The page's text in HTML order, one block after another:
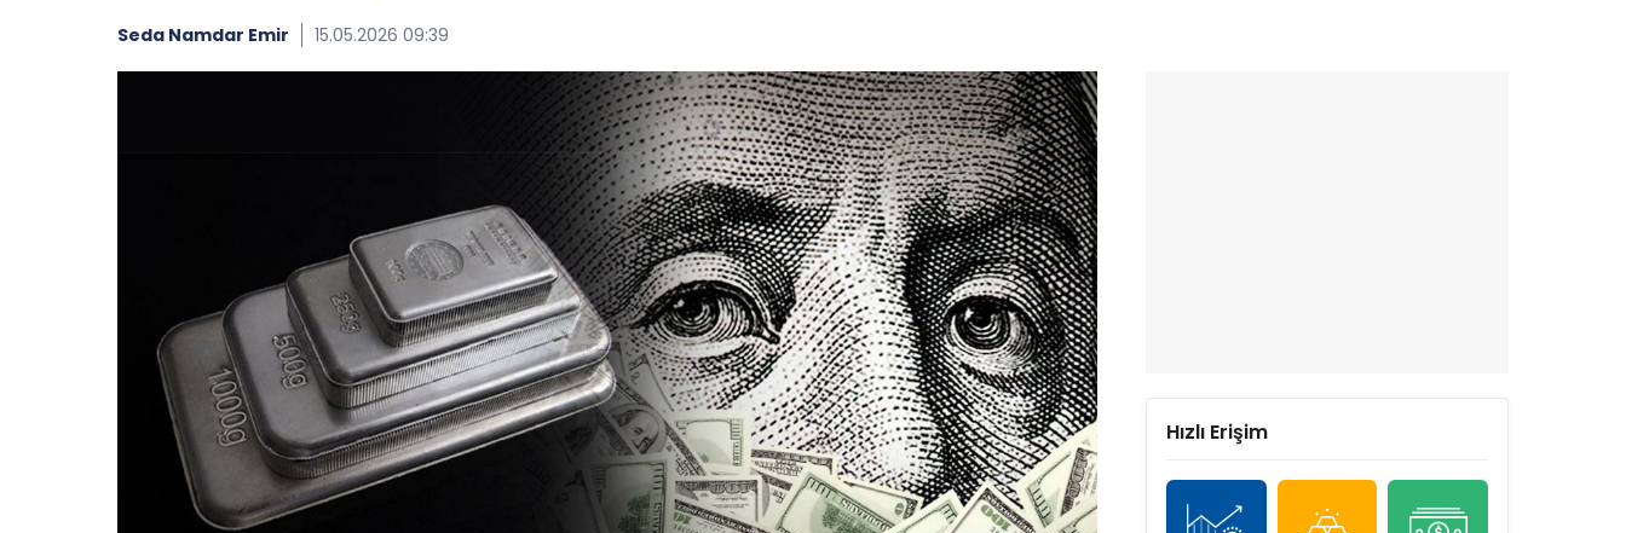
Seda Namdar Emir 15.05.2026 09:39
Hızlı Erişim